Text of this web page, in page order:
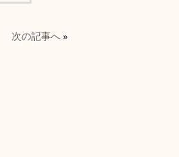
次の記事へ»